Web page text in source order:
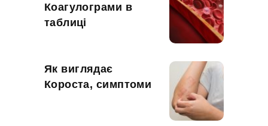
Коагулограми в
таблиці
Як виглядає
Короста, симптоми